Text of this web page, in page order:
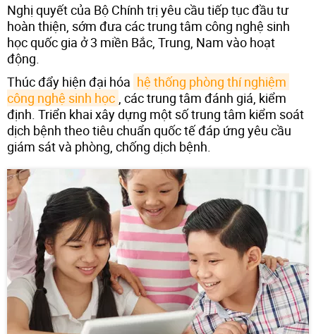
Nghị quyết của Bộ Chính trị yêu cầu tiếp tục đầu tư
hoàn thiện, sớm đưa các trung tâm công nghệ sinh
học quốc gia ở 3 miền Bắc, Trung, Nam vào hoạt
động.
Thúc đẩy hiện đại hóa hệ thống phòng thí nghiệm
công nghệ sinh học , các trung tâm đánh giá, kiểm
định. Triển khai xây dựng một số trung tâm kiểm soát
dịch bệnh theo tiêu chuẩn quốc tế đáp ứng yêu cầu
giám sát và phòng, chống dịch bệnh.